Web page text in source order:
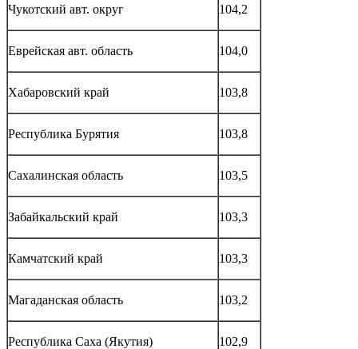
Чукотский авт. округ 104,2
Еврейская авт. область 104,0
Хабаровский край 103,8
Республика Бурятия 103,8
Сахалинская область 103,5
Забайкальский край 103,3
Камчатский край 103,3
Магаданская область 103,2
Республика Саха (Якутия) 102,9